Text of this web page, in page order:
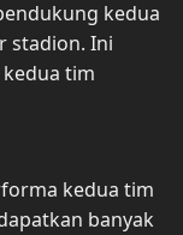
kedua
stadion. Ini
tim
kedua tim
banyak